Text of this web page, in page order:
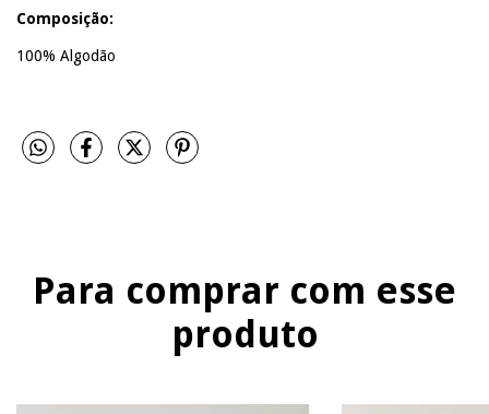
Composição:
100% Algodão
Para comprar com esse
produto